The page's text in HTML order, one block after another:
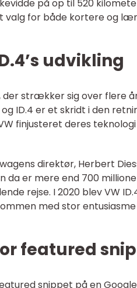
på op til 520
valg for både kortere og
udvikling
der strækker sig over flere
ID.4 er et skridt i den
finjusteret deres
direktør, Herbert
da er mere end 700
rejse. I 2020 blev VW
med stor
featured
snippet på en